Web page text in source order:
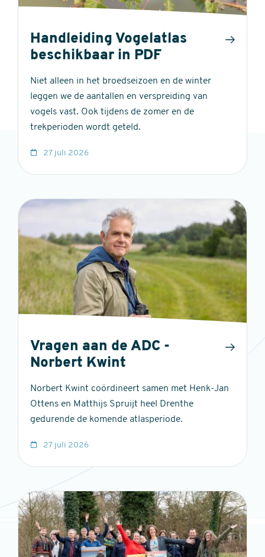
Handleiding Vogelatlas
beschikbaar in PDF
Niet alleen in het broedseizoen en de winter
leggen we de aantallen en verspreiding van
vogels vast. Ook tijdens de zomer en de
trekperioden wordt geteld.
27 juli 2026
Vragen aan de ADC -
Norbert Kwint
Norbert Kwint coördineert samen met Henk-Jan
Ottens en Matthijs Spruijt heel Drenthe
gedurende de komende atlasperiode.
27 juli 2026